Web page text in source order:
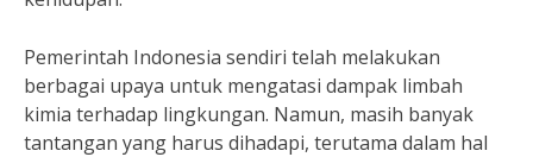
Pemerintah Indonesia sendiri telah melakukan
berbagai upaya untuk mengatasi dampak limbah
kimia terhadap lingkungan. Namun, masih banyak
tantangan yang harus dihadapi, terutama dalam hal